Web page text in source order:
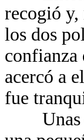
recogió y,
los dos
confianza
acercó a
fue
Unas